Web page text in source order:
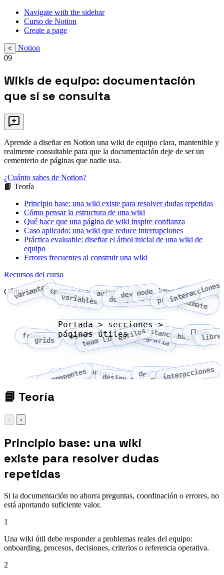
Navigate with the sidebar
Curso de Notion
Create a page
<
Notion
09
Wikis de equipo: documentación
que sí se consulta
Aprende a diseñar en Notion una wiki de equipo clara, mantenible y
realmente consultable para que la documentación deje de ser un
cementerio de páginas que nadie usa.
¿Cuánto sabes de Notion?
📘 Teoría
Principio base: una wiki existe para resolver dudas repetidas
Cómo pensar la estructura de una wiki
Qué hace que una página de wiki inspire confianza
Caso aplicado: una wiki que reduce interrupciones
Práctica evaluable: diseñar el árbol inicial de una wiki de
equipo
Errores frecuentes al construir una wiki
Recursos del curso
Código del tema: Portada > secciones > páginas útiles
variantescomponentes
variablesauto-layout
design tokens
dev mode prototype
interacciones
smart
animate
frames
grids assetsteam libraryestilos
tipografia
instanciashandoff
flows
variantes
componentes
variablesauto-layout
design tokensdev mode
prototype
interacciones
Portada > secciones >
páginas útiles
📘 Teoría
‹ ›
Principio base: una wiki
existe para resolver dudas
repetidas
Si la documentación no ahorra preguntas, coordinación o errores, no
está aportando suficiente valor.
1
Una wiki útil debe responder a problemas reales del equipo:
onboarding, procesos, decisiones, criterios o referencia operativa.
2